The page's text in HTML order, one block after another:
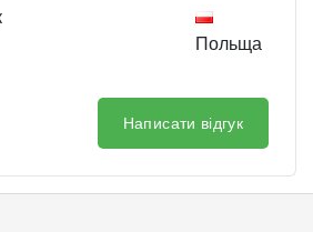
Польща
Написати відгук